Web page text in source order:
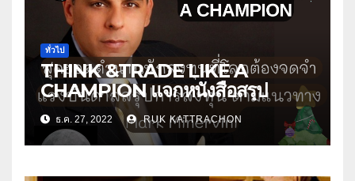
ทั่วไป
THINK &TRADE LIKE A
CHAMPION แจกหนังสือสรุป
ธ.ค. 27, 2022 RUK KATTRACHON